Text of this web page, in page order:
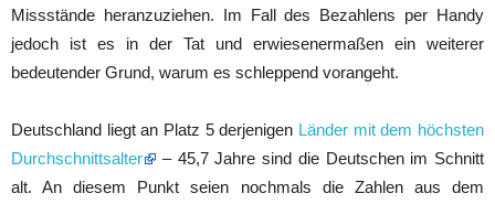
Missstände heranzuziehen. Im Fall des Bezahlens per Handy
jedoch ist es in der Tat und erwiesenermaßen ein weiterer
bedeutender Grund, warum es schleppend vorangeht.
Deutschland liegt an Platz 5 derjenigen Länder mit dem höchsten
Durchschnittsalter
– 45,7 Jahre sind die Deutschen im Schnitt
alt. An diesem Punkt seien nochmals die Zahlen aus dem